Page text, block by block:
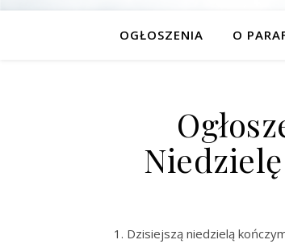
OGŁOSZENIA O
Dzisiejszą niedzielą